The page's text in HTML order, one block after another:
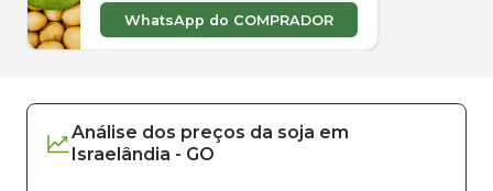
WhatsApp do COMPRADOR
Análise dos preços da soja em
Israelândia - GO